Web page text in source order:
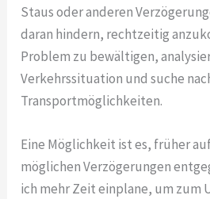
Staus oder anderen
daran hindern, rechtzeitig
Problem zu bewältigen,
Verkehrssituation und suche
Transportmöglichkeiten.
Eine Möglichkeit ist es, früher
möglichen Verzögerungen
ich mehr Zeit einplane, um zum